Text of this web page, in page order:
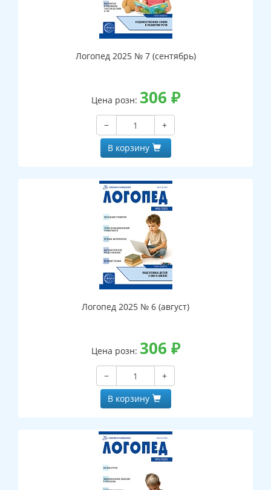
Логопед 2025 № 7 (сентябрь)
Цена розн: 306 ₽
−
+
В корзину
Логопед 2025 № 6 (август)
Цена розн: 306 ₽
−
+
В корзину